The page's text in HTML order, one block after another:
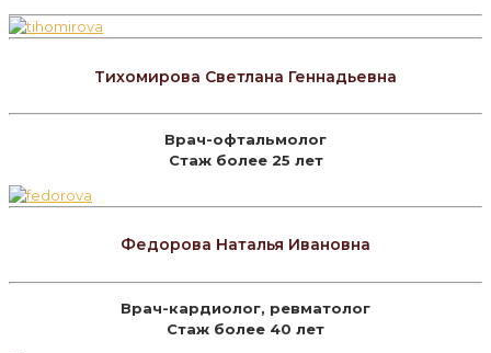
Тихомирова Светлана Геннадьевна
Врач-офтальмолог
Стаж более 25 лет
Федорова Наталья Ивановна
Врач-кардиолог, ревматолог
Стаж более 40 лет